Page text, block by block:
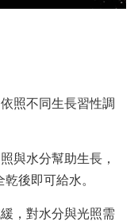
照不同生長習性調
與水分幫助生長，
後即可給水。
，對水分與光照需